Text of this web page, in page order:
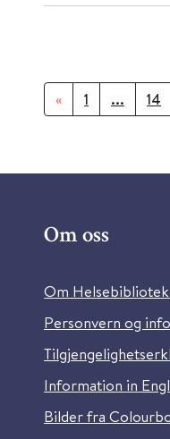
« 1 ... 14
Om oss
Om
Personvern og
Information in
Bilder fra